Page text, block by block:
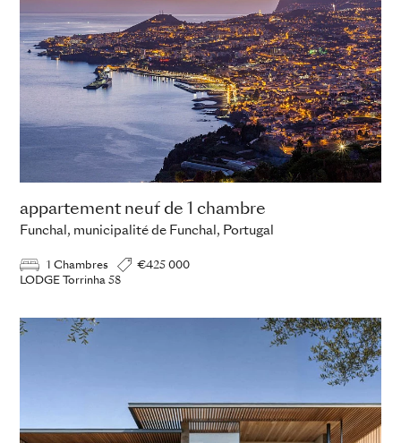
appartement neuf de 1 chambre
Funchal, municipalité de Funchal, Portugal
1 Chambres
€425 000
LODGE Torrinha 58